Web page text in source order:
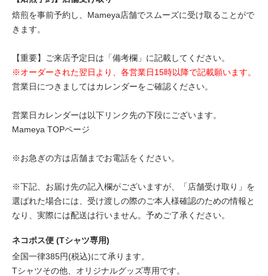
焙煎を事前予約し、Mameya店舗でスムーズに受け取ることがで
きます。
【重要】ご来店予定日は「備考欄」に記載してください。
※オーダーされた翌日より、各営業日15時以降で記載願います。
営業日につきましてはカレンダーをご確認ください。
営業日カレンダーは以下リンク先の下段にございます。
Mameya TOPページ
※お急ぎの方は店舗までお電話をください。
※下記、お届け先の記入欄がございますが、「店舗受け取り」を
選ばれた場合には、受け渡しの際のご本人様確認のための情報と
なり、実際には配送は行いません。予めご了承ください。
ネコポス便 (Tシャツ専用)
全国一律385円(税込)にて承ります。
Tシャツその他、オリジナルグッズ専用です。